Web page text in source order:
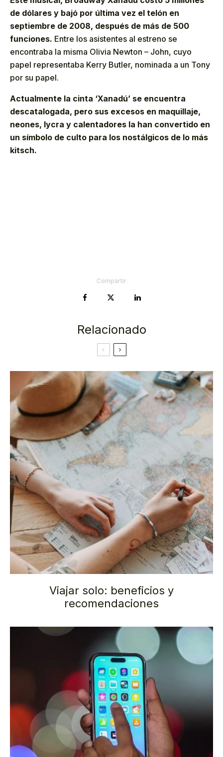
de dólares y bajó por última vez el telón en
septiembre de 2008, después de más de 500
funciones. Entre los asistentes al estreno se
encontraba la misma Olivia Newton – John, cuyo
papel representaba Kerry Butler, nominada a un Tony
por su papel.
Actualmente la cinta ‘Xanadú’ se encuentra
descatalogada, pero sus excesos en maquillaje,
neones, lycra y calentadores la han convertido en
un símbolo de culto para los nostálgicos de lo más
kitsch.
Compartir
Relacionado
Viajar solo: beneficios y
recomendaciones